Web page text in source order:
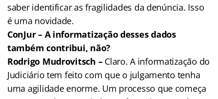
saber identificar as fragilidades da denúncia. Isso
é uma novidade.
ConJur – A informatização desses dados
também contribui, não?
Rodrigo Mudrovitsch –Claro. A informatização do
Judiciário tem feito com que o julgamento tenha
uma agilidade enorme. Um processo que começa